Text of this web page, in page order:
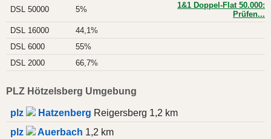
DSL 50000 5%
1&1 Doppel-Flat 50.000:
Prüfen...
DSL 16000
44,1%
DSL 6000
55%
DSL 2000
66,7%
PLZ Hötzelsberg Umgebung
plz Hatzenberg Reigersberg 1,2 km
plz
Auerbach 1,2 km